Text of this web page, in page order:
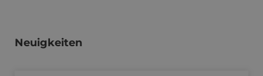
Neuigkeiten